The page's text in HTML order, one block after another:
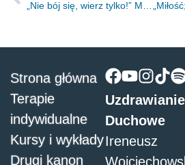
„Nie bój się, wierz tylko!” Mk 5.36
Uzdrawianie
Duchowe
Ireneusz
Strona główna
Terapie
indywidualne
Kursy i wykłady
Drugi kanon